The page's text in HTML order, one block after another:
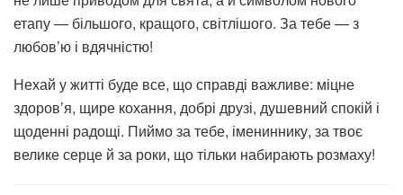
етапу — більшого, кращого, світлішого. За тебе — з
любов’ю і вдячністю!
Нехай у житті буде все, що справді важливе: міцне
здоров’я, щире кохання, добрі друзі, душевний спокій і
щоденні радощі. Пиймо за тебе, імениннику, за твоє
велике серце й за роки, що тільки набирають розмаху!